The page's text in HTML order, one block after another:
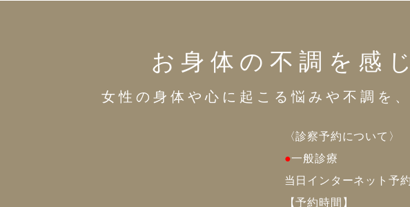
お身体の不調を感
女性の身体や心に起こる悩みや不調を
〈診察予約について〉
●一般診療
当日インターネット予約
【予約時間】